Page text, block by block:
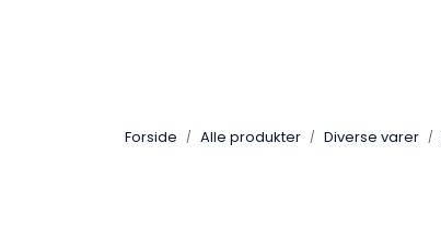
Forside Alle produkter Diverse varer